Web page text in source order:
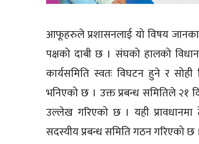
आफूहरुले प्रशासनलाई यो विषय
पक्षको दाबी छ । संघको हालको
कार्यसमिति स्वतः विघटन हुने र
भनिएको छ । उक्त प्रबन्ध समितिले २१
उल्लेख गरिएको छ । यही प्रावधानमा
सदस्यीय प्रबन्ध समिति गठन गरिएको